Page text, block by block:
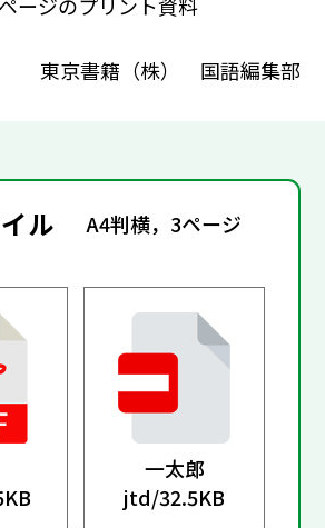
ージのプリント資料
東京書籍（株） 国語編集部
ル A4判横，3ページ
一太郎
jtd/32.5KB